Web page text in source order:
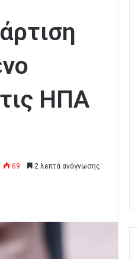
ΗΠΑ
69 2 λεπτά ανάγνωσης